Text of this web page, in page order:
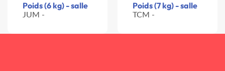
Poids (6 kg) - salle
JUM -
Poids (7 kg) - salle
TCM -